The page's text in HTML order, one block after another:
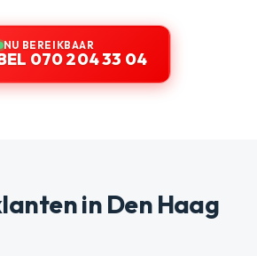
NU BEREIKBAAR
070 204 33 04
in Den Haag